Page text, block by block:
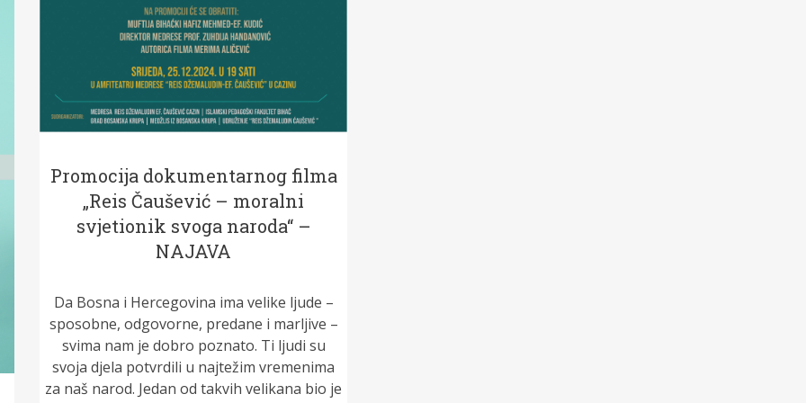
Promocija dokumentarnog filma
„Reis Čaušević – moralni
svjetionik svoga naroda“ –
NAJAVA
Da Bosna i Hercegovina ima velike ljude –
sposobne, odgovorne, predane i marljive –
svima nam je dobro poznato. Ti ljudi su
svoja djela potvrdili u najtežim vremenima
za naš narod. Jedan od takvih velikana bio je